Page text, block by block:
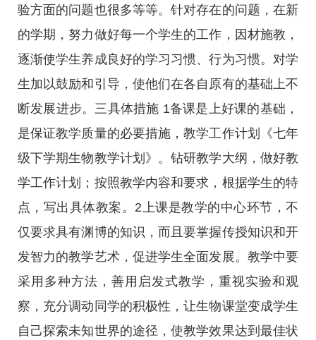
验方面的问题也很多等等。针对存在的问题，在新
的学期，努力做好每一个学生的工作，因材施教，
逐渐使学生养成良好的学习习惯、行为习惯。对学
生加以鼓励和引导，使他们在各自原有的基础上不
断发展进步。三具体措施 1备课是上好课的基础，
是保证教学质量的必要措施，教学工作计划《七年
级下学期生物教学计划》。钻研教学大纲，做好教
学工作计划；按照教学内容和要求，根据学生的特
点，写出具体教案。2上课是教学的中心环节，不
仅要求具有渊博的知识，而且要掌握传授知识和开
发智力的教学艺术，促进学生全面发展。教学中要
采用多种方法，善用启发式教学，重视实验和观
察，充分调动同学的积极性，让生物课堂变成学生
自己探索未知世界的途径，使教学效果达到最佳状